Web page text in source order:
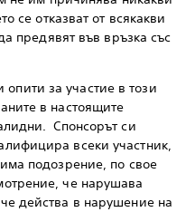
се отказват от всякакви
предявят във връзка със
за участие в този
в настоящите
Спонсорът си
всеки участник,
подозрение, по свое
че нарушава
действа в нарушение на